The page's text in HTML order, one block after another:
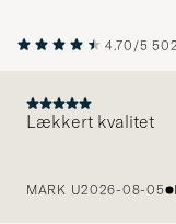
4.70/5
Lækkert kvalitet
MARK U2026-08-05